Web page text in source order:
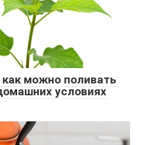
как можно поливать
условиях